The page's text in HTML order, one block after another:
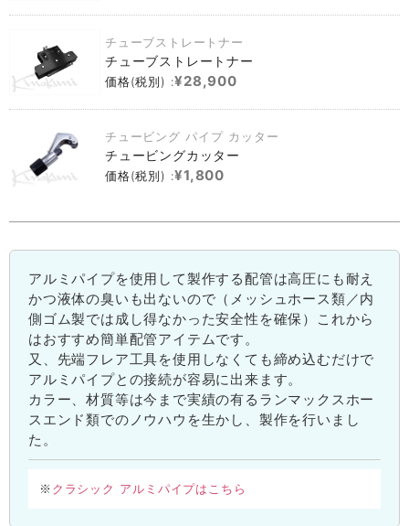
チューブストレートナー
チューブストレートナー
価格(税別) :¥28,900
チュービング パイプ カッター
チュービングカッター
価格(税別) :¥1,800
アルミパイプを使用して製作する配管は高圧にも耐え
かつ液体の臭いも出ないので（メッシュホース類／内
側ゴム製では成し得なかった安全性を確保）これから
はおすすめ簡単配管アイテムです。
又、先端フレア工具を使用しなくても締め込むだけで
アルミパイプとの接続が容易に出来ます。
カラー、材質等は今まで実績の有るランマックスホー
スエンド類でのノウハウを生かし、製作を行いまし
た。
※ クラシック アルミパイプはこちら